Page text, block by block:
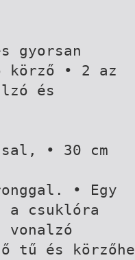
gyorsan
• 2 az
és
• 30 cm
• Egy
a csuklóra
tű és